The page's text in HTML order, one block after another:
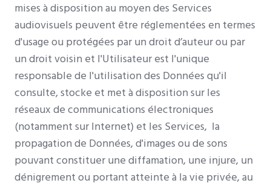
mises à disposition au moyen des Services
audiovisuels peuvent être réglementées en termes
d'usage ou protégées par un droit d’auteur ou par
un droit voisin et l'Utilisateur est l'unique
responsable de l'utilisation des Données qu'il
consulte, stocke et met à disposition sur les
réseaux de communications électroniques
(notamment sur Internet) et les Services, la
propagation de Données, d'images ou de sons
pouvant constituer une diffamation, une injure, un
dénigrement ou portant atteinte à la vie privée, au